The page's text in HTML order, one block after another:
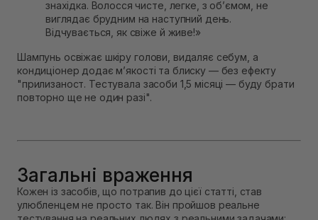
знахідка. Волосся чисте, легке, з об’ємом, не
виглядає брудним на наступний день.
Відчувається, як свіже й живе!»
Шампунь освіжає шкіру голови, видаляє себум, а
кондиціонер додає м’якості та блиску — без ефекту
"прилизаност. Тестувала засоби 1,5 місяці — буду брати
повторно ще не один разі".
Загальні враження
Кожен із засобів, що потрапив до цієї статті, став
улюбленцем не просто так. Він пройшов реальне